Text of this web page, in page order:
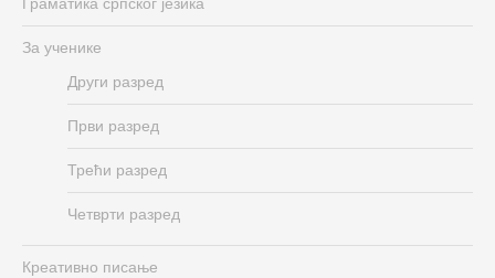
За ученике
Други разред
Први разред
Трећи разред
Четврти разред
Креативно писање